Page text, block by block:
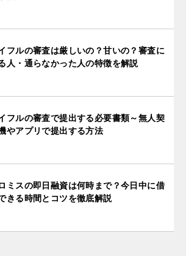
フルの審査は厳しいの？甘いの？審査に
人・通らなかった人の特徴を解説
フルの審査で提出する必要書類～無人契
やアプリで提出する方法
ミスの即日融資は何時まで？今日中に借
きる時間とコツを徹底解説